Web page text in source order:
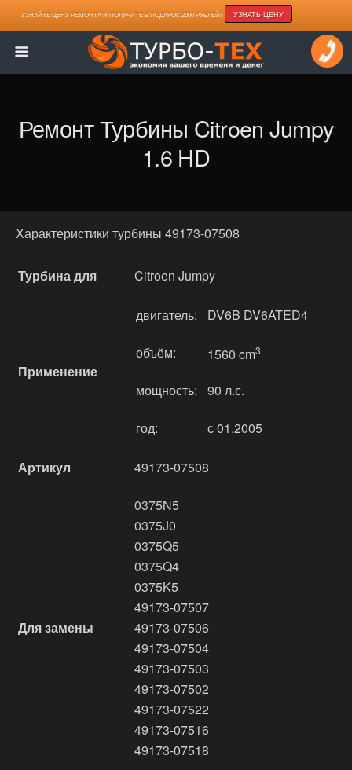
УЗНАЙТЕ ЦЕНУ РЕМОНТА И ПОЛУЧИТЕ В ПОДАРОК 2000 РУБЛЕЙ! УЗНАТЬ ЦЕНУ
Ремонт Турбины Citroen Jumpy
1.6 HD
Характеристики турбины 49173-07508
Турбина для Citroen Jumpy
Применение
двигатель: DV6B DV6ATED4
объём: 1560 cm3
мощность: 90 л.с.
год: с 01.2005
Артикул 49173-07508
Для замены
0375N5
0375J0
0375Q5
0375Q4
0375K5
49173-07507
49173-07506
49173-07504
49173-07503
49173-07502
49173-07522
49173-07516
49173-07518